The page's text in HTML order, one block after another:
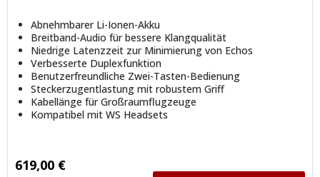
Abnehmbarer Li-Ionen-Akku
Breitband-Audio für bessere Klangqualität
Niedrige Latenzzeit zur Minimierung von Echos
Verbesserte Duplexfunktion
Benutzerfreundliche Zwei-Tasten-Bedienung
Steckerzugentlastung mit robustem Griff
Kabellänge für Großraumflugzeuge
Kompatibel mit WS Headsets
619,00 €